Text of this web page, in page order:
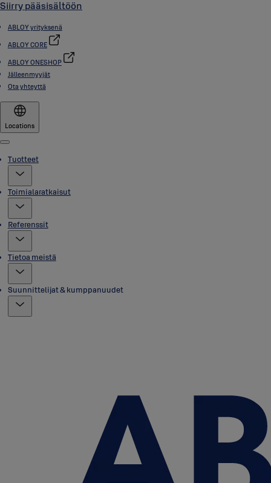
Siirry pääsisältöön
ABLOY yrityksenä
ABLOY CORE
ABLOY ONESHOP
Jälleenmyyjät
Ota yhteyttä
Locations
Menu
Tuotteet
Toimialaratkaisut
Referenssit
Tietoa meistä
Suunnittelijat & kumppanuudet